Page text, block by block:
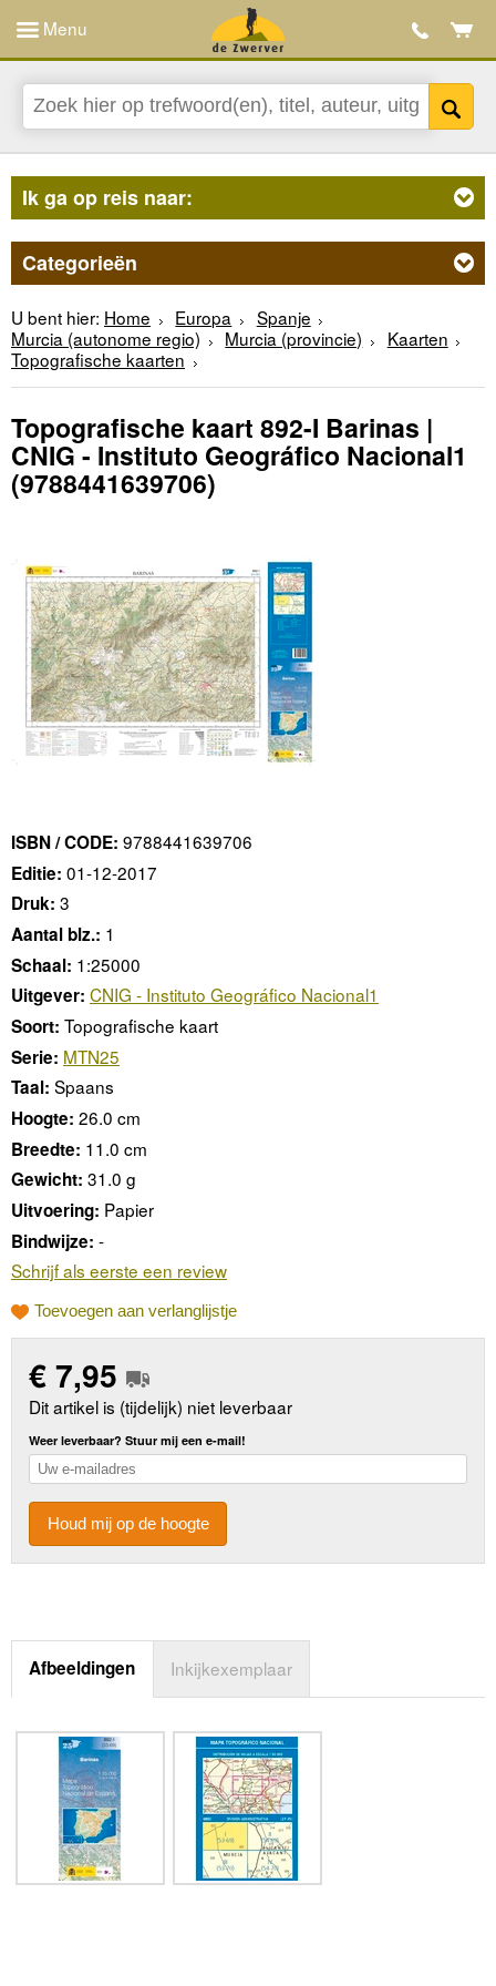
Menu
Ik ga op reis naar:
Categorieën
U bent hier: Home Europa
Spanje
Murcia (autonome regio)
Murcia (provincie)
Kaarten
Topografische kaarten
Topografische kaart 892-I Barinas |
CNIG - Instituto Geográfico Nacional1
(9788441639706)
ISBN / CODE: 9788441639706
Editie: 01-12-2017
Druk: 3
Aantal blz.: 1
Schaal: 1:25000
Uitgever: CNIG - Instituto Geográfico Nacional1
Soort: Topografische kaart
Serie: MTN25
Taal: Spaans
Hoogte: 26.0 cm
Breedte: 11.0 cm
Gewicht: 31.0 g
Uitvoering: Papier
Bindwijze: -
Schrijf als eerste een review
Toevoegen aan verlanglijstje
€7,95
Dit artikel is (tijdelijk) niet leverbaar
Weer leverbaar? Stuur mij een e-mail!
Houd mij op de hoogte
Afbeeldingen Inkijkexemplaar